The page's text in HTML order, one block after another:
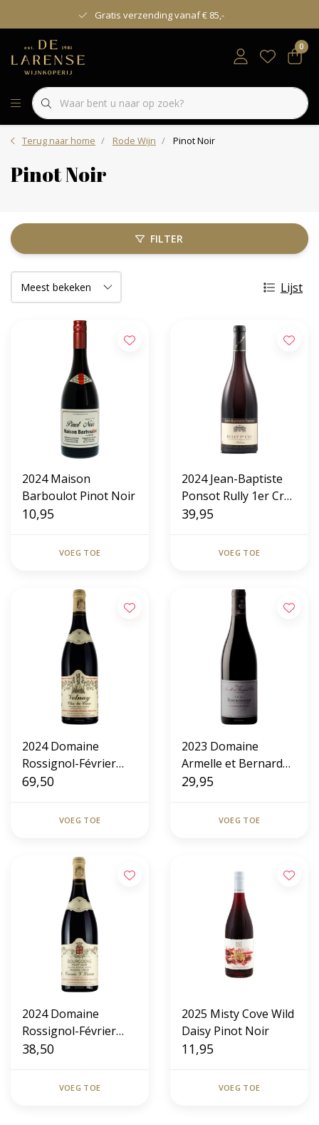
Gratis verzending vanaf € 85,-
0
Terug naar home Rode Wijn Pinot Noir
Pinot Noir
FILTER
Lijst
2024 Maison
Barboulot Pinot Noir
10,95
VOEG TOE
2024 Jean-Baptiste
Ponsot Rully 1er Cru
Molesme Rouge
39,95
VOEG TOE
2024 Domaine
Rossignol-Février
Père & Fils Volnay
69,50
VOEG TOE
2023 Domaine
Armelle et Bernard
Rion Vieilles Vignes
Bourgogne
29,95
VOEG TOE
2024 Domaine
Rossignol-Février
Père & Fils Maison
Bourgogne Pinot
38,50
VOEG TOE
2025 Misty Cove Wild
Daisy Pinot Noir
11,95
VOEG TOE